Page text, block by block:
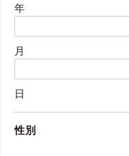
年
月
日
性別